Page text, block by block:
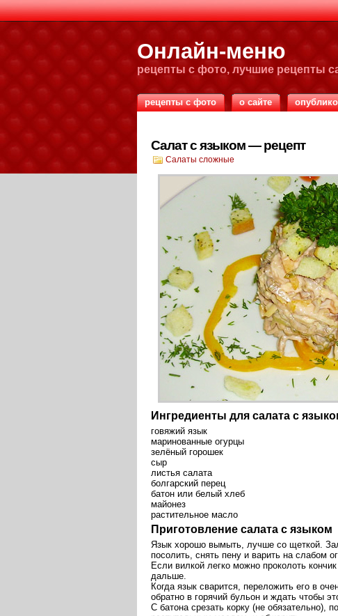
Онлайн-меню
рецепты с фото, лучшие рецепты
рецепты с фото о сайте
Салат с языком — рецепт
Салаты сложные
Ингредиенты для салата с
говяжий язык
маринованные огурцы
зелёный горошек
сыр
листья салата
болгарский перец
батон или белый хлеб
майонез
растительное масло
Приготовление салата с языком
Язык хорошо вымыть, лучше со щеткой.
посолить, снять пену и варить на слабом
Если вилкой легко можно проколоть
дальше.
Когда язык сварится, переложить его в
обратно в горячий бульон и ждать чтобы
С батона срезать корку (не обязательно),